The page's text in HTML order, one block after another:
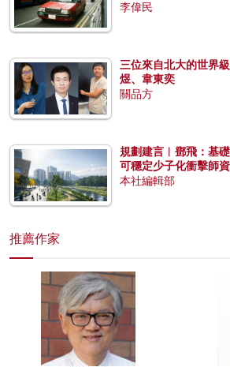
李偉民
三位來自北大的世界
煜、韋東奕
關品方
規劃建言︱鄧飛：基
可穩定少子化衝擊師
本社編輯部
推薦作家